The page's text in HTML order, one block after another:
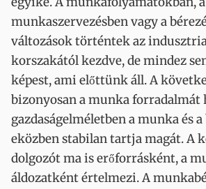
munkaszervezésben vagy a
változások történtek az
korszakától kezdve, de mindez
képest, ami előttünk áll. A
bizonyosan a munka forradalmát
gazdaságelméletben a munka és
eközben stabilan tartja magát. A
dolgozót ma is erőforrásként, a
áldozatként értelmezi. A